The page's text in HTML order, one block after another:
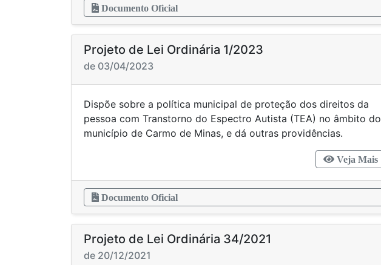
Documento Oficial
Projeto de Lei Ordinária 1/2023
de 03/04/2023
Dispõe sobre a política municipal de proteção dos direitos da
pessoa com Transtorno do Espectro Autista (TEA) no âmbito do
município de Carmo de Minas, e dá outras providências.
Veja Mais
Documento Oficial
Projeto de Lei Ordinária 34/2021
de 20/12/2021